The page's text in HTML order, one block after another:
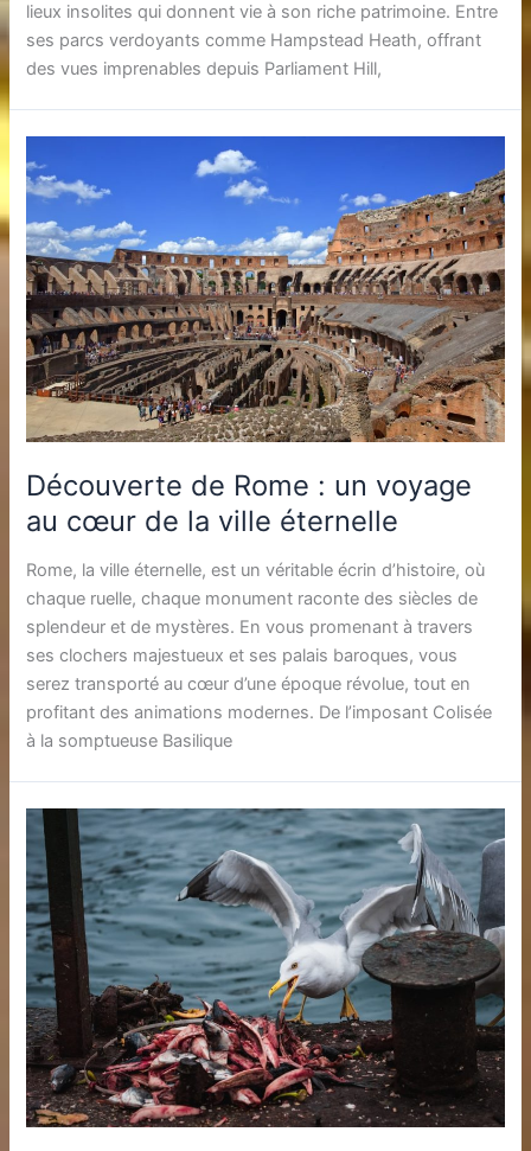
lieux insolites qui donnent vie à son riche patrimoine. Entre
ses parcs verdoyants comme Hampstead Heath, offrant
des vues imprenables depuis Parliament Hill,
Découverte de Rome : un voyage
au cœur de la ville éternelle
Rome, la ville éternelle, est un véritable écrin d’histoire, où
chaque ruelle, chaque monument raconte des siècles de
splendeur et de mystères. En vous promenant à travers
ses clochers majestueux et ses palais baroques, vous
serez transporté au cœur d’une époque révolue, tout en
profitant des animations modernes. De l’imposant Colisée
à la somptueuse Basilique